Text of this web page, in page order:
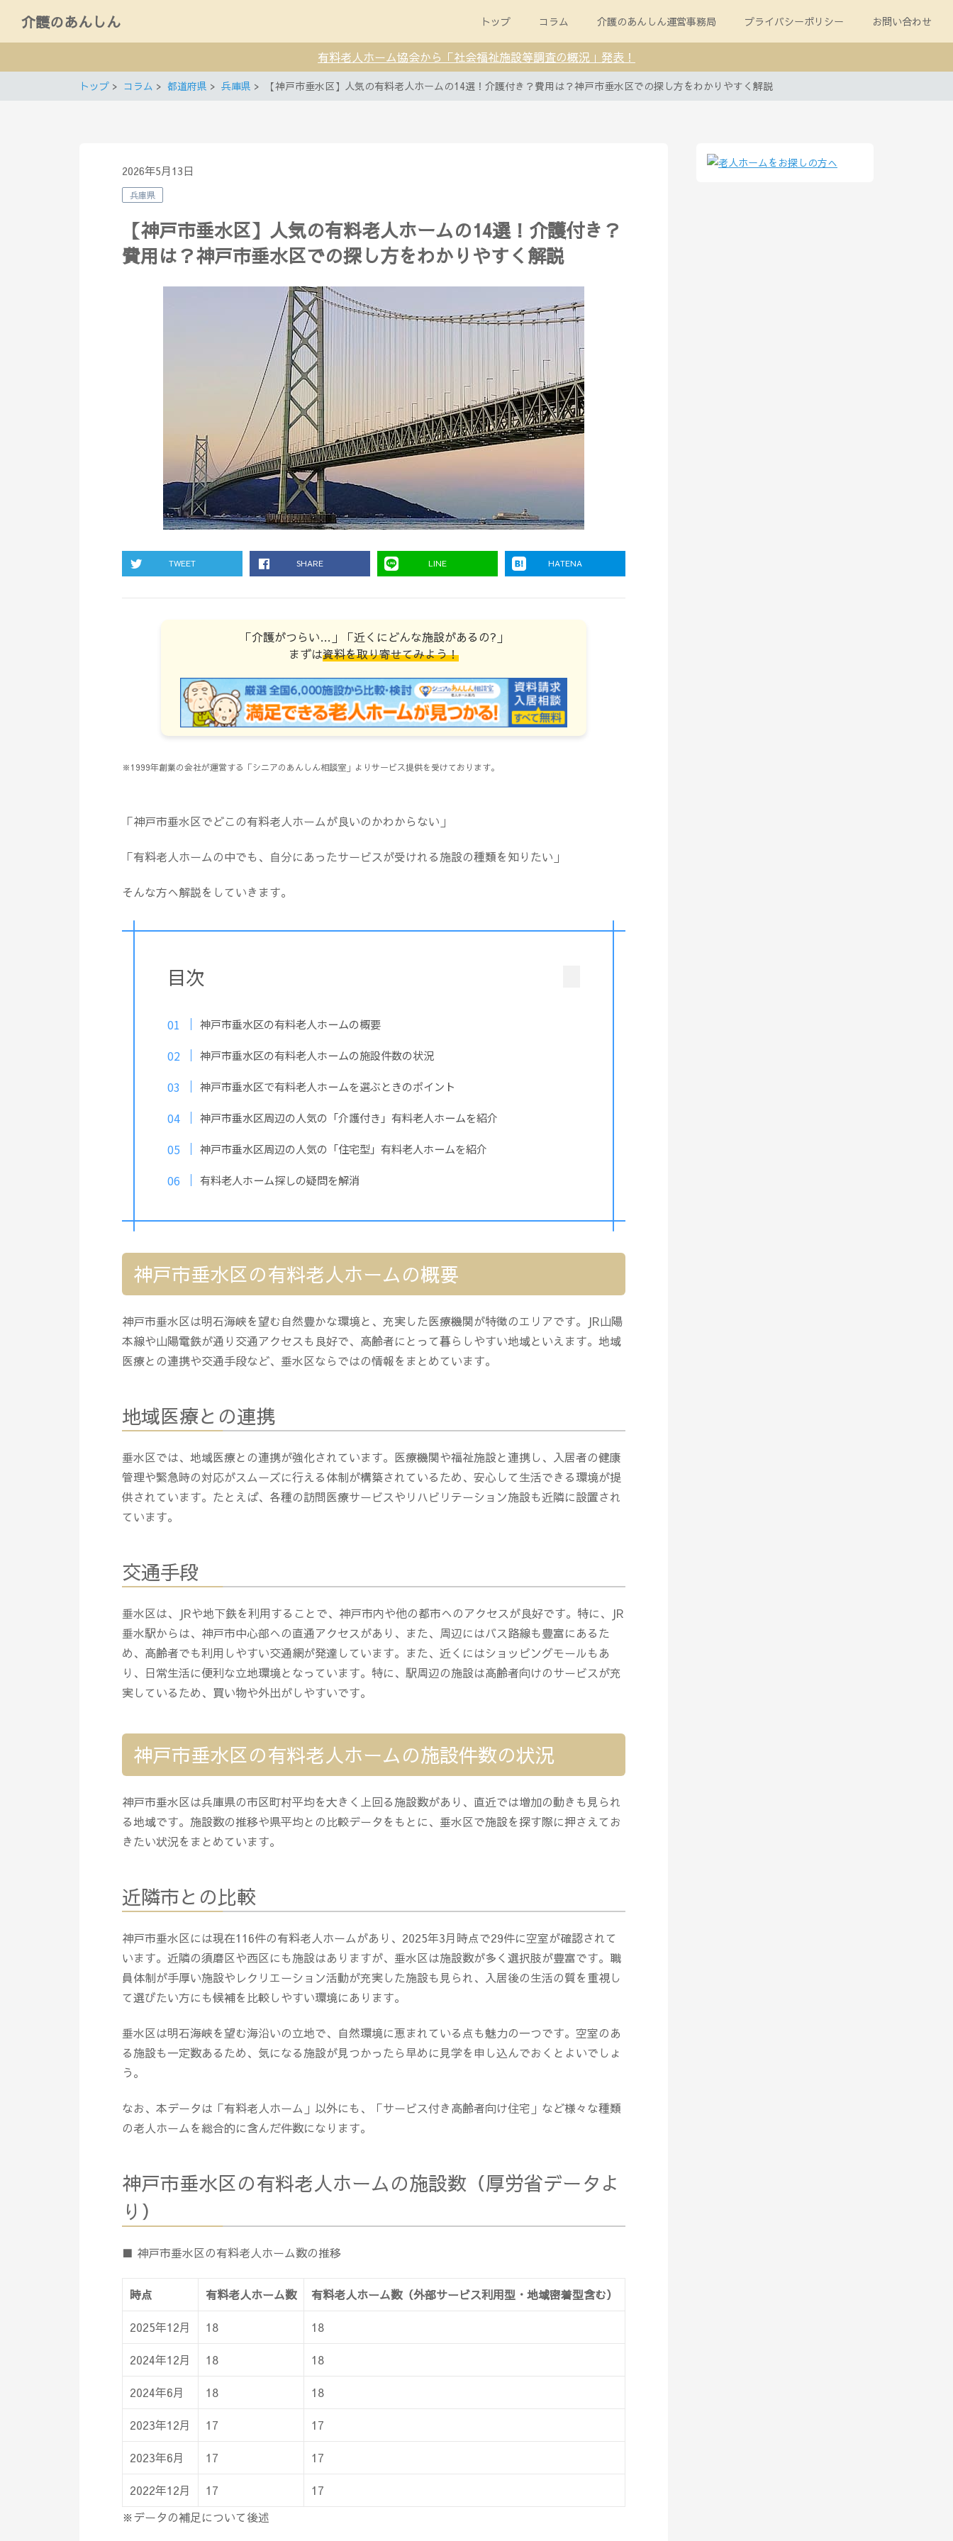
介護のあんしん トップ コラム 介護のあんしん運営事務局 プライバシーポリシー お問い合わせ
有料老人ホーム協会から「社会福祉施設等調査の概況」発表！
トップ コラム 都道府県 兵庫県 【神戸市垂水区】人気の有料老人ホームの14選！介護付き？費用は？神戸市垂水区での探し方をわかりやすく解説
2026年5月13日
兵庫県
【神戸市垂水区】人気の有料老人ホームの14選！介護付き？
費用は？神戸市垂水区での探し方をわかりやすく解説
TWEET SHARE LINE HATENA
「介護がつらい…」「近くにどんな施設があるの?」
まずは資料を取り寄せてみよう！
※1999年創業の会社が運営する「シニアのあんしん相談室」よりサービス提供を受けております。
「神戸市垂水区でどこの有料老人ホームが良いのかわからない」
「有料老人ホームの中でも、自分にあったサービスが受けれる施設の種類を知りたい」
そんな方へ解説をしていきます。
目次
神戸市垂水区の有料老人ホームの概要
神戸市垂水区の有料老人ホームの施設件数の状況
神戸市垂水区で有料老人ホームを選ぶときのポイント
神戸市垂水区周辺の人気の「介護付き」有料老人ホームを紹介
神戸市垂水区周辺の人気の「住宅型」有料老人ホームを紹介
有料老人ホーム探しの疑問を解消
神戸市垂水区の有料老人ホームの概要
神戸市垂水区は明石海峡を望む自然豊かな環境と、充実した医療機関が特徴のエリアです。JR山陽
本線や山陽電鉄が通り交通アクセスも良好で、高齢者にとって暮らしやすい地域といえます。地域
医療との連携や交通手段など、垂水区ならではの情報をまとめています。
地域医療との連携
垂水区では、地域医療との連携が強化されています。医療機関や福祉施設と連携し、入居者の健康
管理や緊急時の対応がスムーズに行える体制が構築されているため、安心して生活できる環境が提
供されています。たとえば、各種の訪問医療サービスやリハビリテーション施設も近隣に設置され
ています。
交通手段
垂水区は、JRや地下鉄を利用することで、神戸市内や他の都市へのアクセスが良好です。特に、JR
垂水駅からは、神戸市中心部への直通アクセスがあり、また、周辺にはバス路線も豊富にあるた
め、高齢者でも利用しやすい交通網が発達しています。また、近くにはショッピングモールもあ
り、日常生活に便利な立地環境となっています。特に、駅周辺の施設は高齢者向けのサービスが充
実しているため、買い物や外出がしやすいです。
神戸市垂水区の有料老人ホームの施設件数の状況
神戸市垂水区は兵庫県の市区町村平均を大きく上回る施設数があり、直近では増加の動きも見られ
る地域です。施設数の推移や県平均との比較データをもとに、垂水区で施設を探す際に押さえてお
きたい状況をまとめています。
近隣市との比較
神戸市垂水区には現在116件の有料老人ホームがあり、2025年3月時点で29件に空室が確認されて
います。近隣の須磨区や西区にも施設はありますが、垂水区は施設数が多く選択肢が豊富です。職
員体制が手厚い施設やレクリエーション活動が充実した施設も見られ、入居後の生活の質を重視し
て選びたい方にも候補を比較しやすい環境にあります。
垂水区は明石海峡を望む海沿いの立地で、自然環境に恵まれている点も魅力の一つです。空室のあ
る施設も一定数あるため、気になる施設が見つかったら早めに見学を申し込んでおくとよいでしょ
う。
なお、本データは「有料老人ホーム」以外にも、「サービス付き高齢者向け住宅」など様々な種類
の老人ホームを総合的に含んだ件数になります。
神戸市垂水区の有料老人ホームの施設数（厚労省データよ
り）
■ 神戸市垂水区の有料老人ホーム数の推移
時点 有料老人ホーム数 有料老人ホーム数（外部サービス利用型・地域密着型含む）
2025年12月 18 18
2024年12月 18 18
2024年6月 18 18
2023年12月 17 17
2023年6月 17 17
2022年12月 17
17
※データの補足について後述